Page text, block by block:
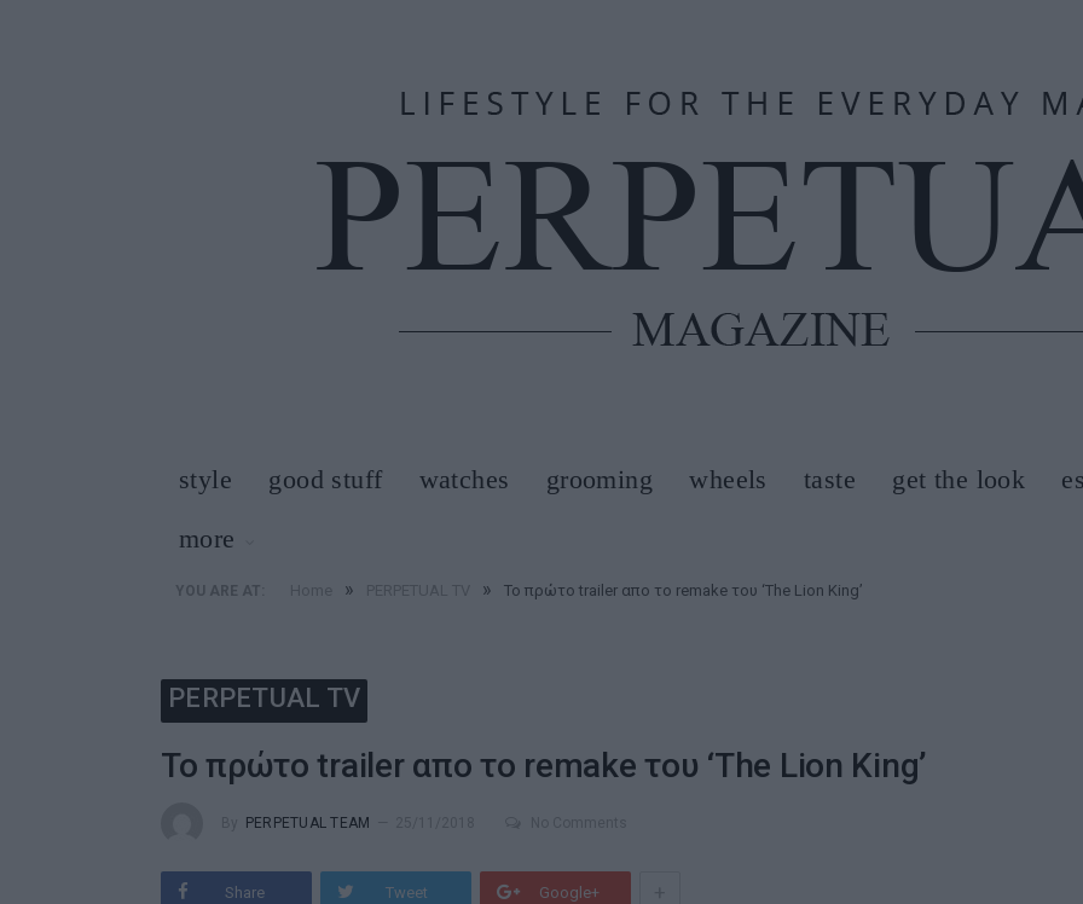
style good stuff watches grooming wheels taste get the look
more
YOU ARE AT: » » Το πρώτο trailer απο το remake του ‘The Lion King’
PERPETUAL TV
Το πρώτο trailer απο το remake του ‘The Lion King’
PERPETUAL TEAM
Share Tweet Google+